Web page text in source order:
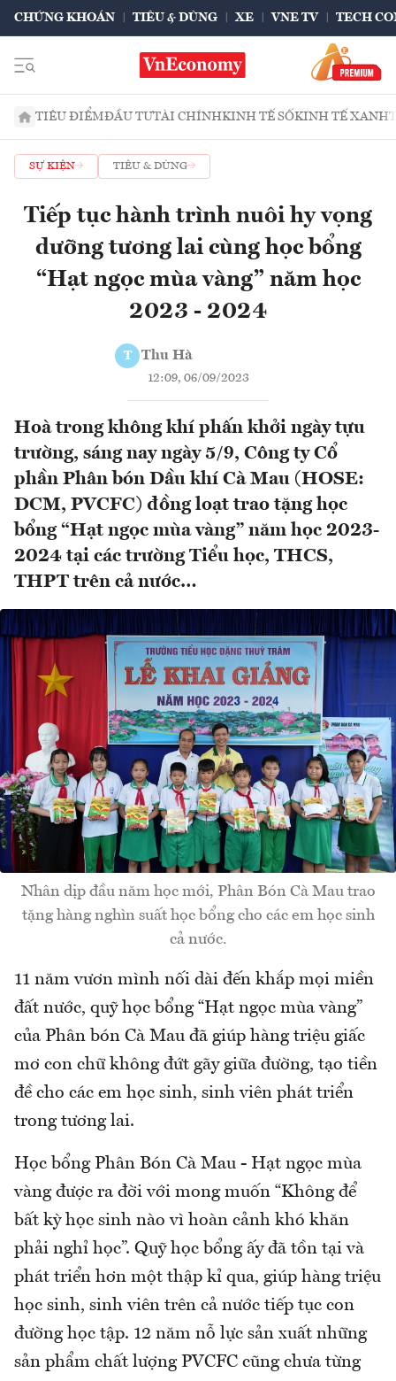
CHỨNG KHOÁN TIÊU & DÙNG XE VNE TV TECH
TIÊU ĐIỂMĐẦU TƯTÀI CHÍNHKINH TẾ SỐKINH TẾ XANH
SỰ KIỆN TIÊU & DÙNG
Tiếp tục hành trình nuôi hy vọng
dưỡng tương lai cùng học bổng
“Hạt ngọc mùa vàng” năm học
2023 - 2024
T Thu Hà
12:09, 06/09/2023
Hoà trong không khí phấn khởi ngày tựu
trường, sáng nay ngày 5/9, Công ty Cổ
phần Phân bón Dầu khí Cà Mau (HOSE:
DCM, PVCFC) đồng loạt trao tặng học
bổng “Hạt ngọc mùa vàng” năm học 2023-
2024 tại các trường Tiểu học, THCS,
THPT trên cả nước…
Nhân dịp đầu năm học mới, Phân Bón Cà Mau trao
tặng hàng nghìn suất học bổng cho các em học sinh
cả nước.
11 năm vươn mình nối dài đến khắp mọi miền
đất nước, quỹ học bổng “Hạt ngọc mùa vàng”
của Phân bón Cà Mau đã giúp hàng triệu giấc
mơ con chữ không đứt gãy giữa đường, tạo tiền
đề cho các em học sinh, sinh viên phát triển
trong tương lai.
Học bổng Phân Bón Cà Mau - Hạt ngọc mùa
vàng được ra đời với mong muốn “Không để
bất kỳ học sinh nào vì hoàn cảnh khó khăn
phải nghỉ học”. Quỹ học bổng ấy đã tồn tại và
phát triển hơn một thập kỉ qua, giúp hàng triệu
học sinh, sinh viên trên cả nước tiếp tục con
đường học tập. 12 năm nỗ lực sản xuất những
sản phẩm chất lượng PVCFC cũng chưa từng